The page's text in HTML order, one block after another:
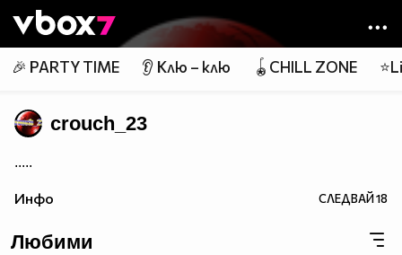
👾
🎉 PARTY TIME 👂 Клю – клю 🪀CHILL ZONE
crouch_23
.....
Инфо СЛЕДВАЙ18
Любими